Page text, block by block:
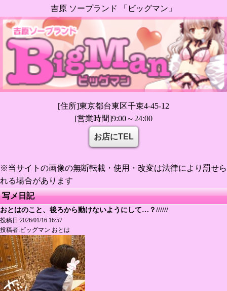
吉原 ソープランド 「ビッグマン」
[住所]東京都台東区千束4-45-12
[営業時間]9:00～24:00
お店にTEL
※当サイトの画像の無断転載・使用・改変は法律により罰せら
れる場合があります
写メ日記
おとはのこと、後ろから動けないようにして…？//////
投稿日:2026/01/16 16:57
投稿者:ビッグマン おとは